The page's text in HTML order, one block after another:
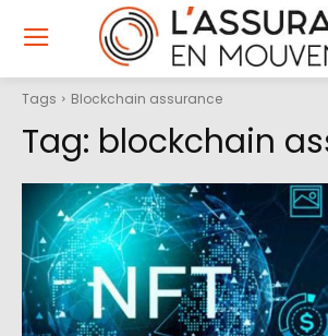
Tags Blockchain assurance
Tag: blockchain